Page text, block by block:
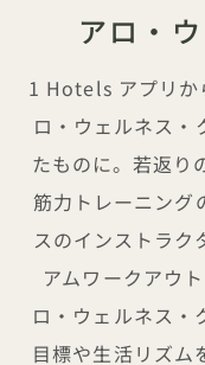
アロ・
1 Hotels アプリか
ロ・ウェルネス・
たものに。若返り
筋力トレーニング
スのインストラク
アムワークアウ
ロ・ウェルネス・
目標や生活リズム